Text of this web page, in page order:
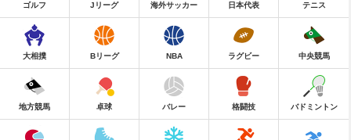
ゴルフ Jリーグ 海外サッカー 日本代表 テニス
大相撲 Bリーグ NBA ラグビー 中央競馬
地方競馬 卓球 バレー 格闘技 バドミントン